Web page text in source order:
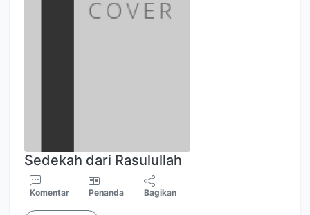
Sedekah dari Rasulullah
Komentar Penanda Bagikan